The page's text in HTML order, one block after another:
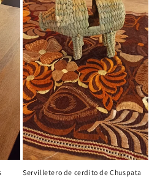
Servilletero de cerdito de Chuspata